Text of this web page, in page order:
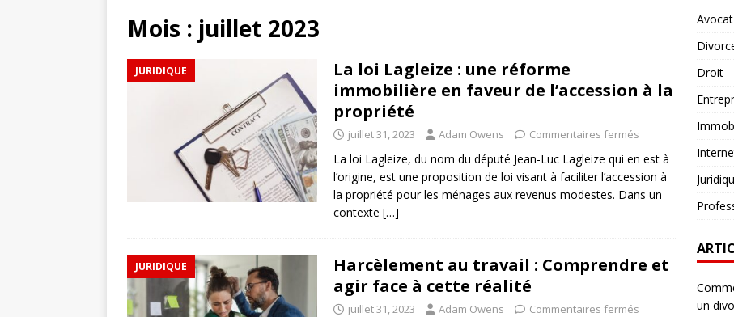
Mois : juillet 2023
JURIDIQUE
La loi Lagleize : une réforme
immobilière en faveur de l’accession à la
propriété
juillet 31, 2023 Adam Owens Commentaires fermés
La loi Lagleize, du nom du député Jean-Luc Lagleize qui en est à
l’origine, est une proposition de loi visant à faciliter l’accession à
la propriété pour les ménages aux revenus modestes. Dans un
contexte […]
JURIDIQUE
Harcèlement au travail : Comprendre et
agir face à cette réalité
juillet 31, 2023 Adam Owens Commentaires fermés
Avocat
Droit
un